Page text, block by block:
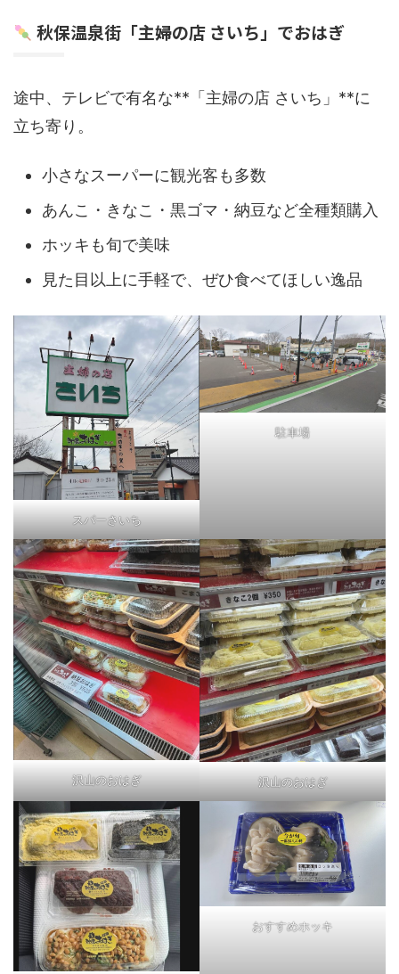
秋保温泉街「主婦の店 さいち」でおはぎ
途中、テレビで有名な**「主婦の店 さいち」**に
立ち寄り。
小さなスーパーに観光客も多数
あんこ・きなこ・黒ゴマ・納豆など全種類購入
ホッキも旬で美味
見た目以上に手軽で、ぜひ食べてほしい逸品
スパーさいち
駐車場
沢山のおはぎ 沢山のおはぎ
おすすめホッキ